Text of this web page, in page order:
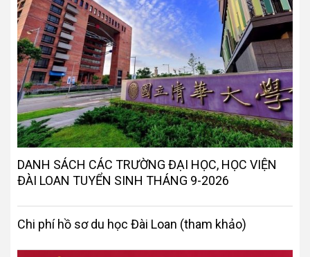
DANH SÁCH CÁC TRƯỜNG ĐẠI HỌC, HỌC VIỆN
ĐÀI LOAN TUYỂN SINH THÁNG 9-2026
Chi phí hồ sơ du học Đài Loan (tham khảo)